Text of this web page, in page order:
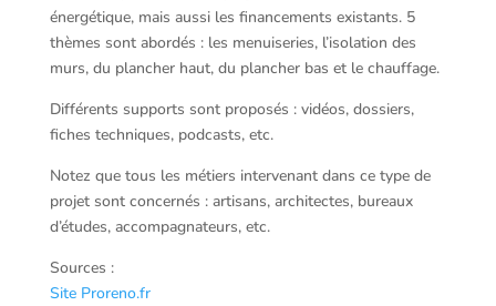
énergétique, mais aussi les financements existants. 5
thèmes sont abordés : les menuiseries, l’isolation des
murs, du plancher haut, du plancher bas et le chauffage.
Différents supports sont proposés : vidéos, dossiers,
fiches techniques, podcasts, etc.
Notez que tous les métiers intervenant dans ce type de
projet sont concernés : artisans, architectes, bureaux
d’études, accompagnateurs, etc.
Sources :
Site Proreno.fr